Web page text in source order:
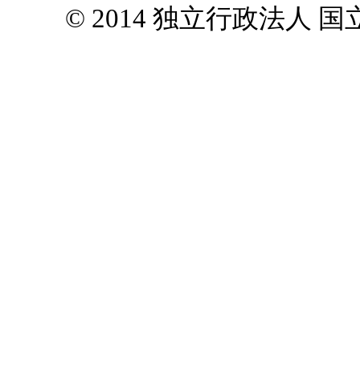
© 2014 独立行政法人 国